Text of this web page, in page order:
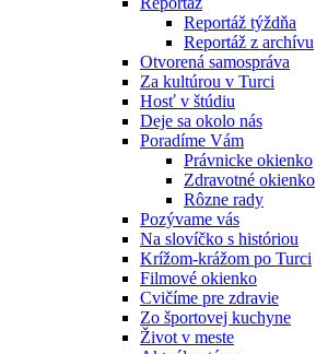
Reportáž týždňa
Reportáž z archívu
Otvorená samospráva
Za kultúrou v Turci
Hosť v štúdiu
Deje sa okolo nás
Poradíme Vám
Právnicke okienko
Zdravotné okienko
Rôzne rady
Pozývame vás
Na slovíčko s históriou
Krížom-krážom po Turci
Filmové okienko
Cvičíme pre zdravie
Zo športovej kuchyne
Život v meste